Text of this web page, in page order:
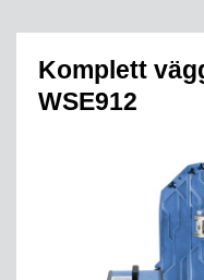
Komplett
WSE912